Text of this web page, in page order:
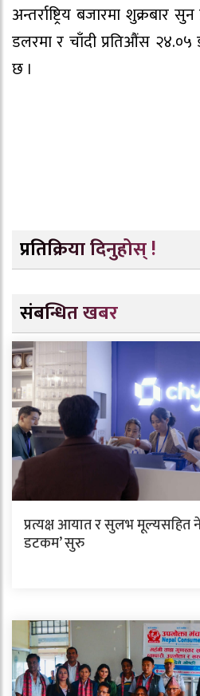
अन्तर्राष्ट्रिय बजारमा शुक्रबार
डलरमा र चाँदी प्रतिऔंस २४.०५
छ ।
प्रतिक्रिया दिनुहोस् !
संबन्धित खबर
प्रत्यक्ष आयात र सुलभ मूल्यसहित
डटकम’ सुरु